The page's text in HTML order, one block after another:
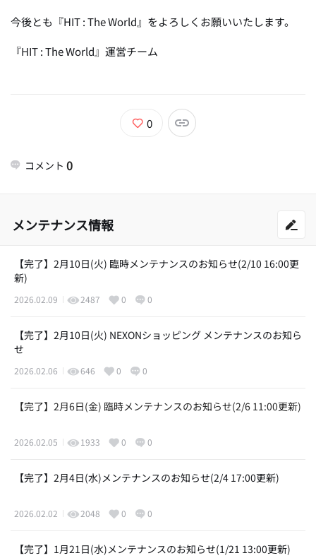
今後とも『HIT : The World』をよろしくお願いいたします。
『HIT : The World』運営チーム
0
コメント 0
メンテナンス情報
【完了】2月10日(火) 臨時メンテナンスのお知らせ(2/10 16:00更
新)
2026.02.09 2487 0 0
【完了】2月10日(火) NEXONショッピング メンテナンスのお知ら
せ
2026.02.06 646 0 0
【完了】2月6日(金) 臨時メンテナンスのお知らせ(2/6 11:00更新)
2026.02.05 1933 0 0
【完了】2月4日(水)メンテナンスのお知らせ(2/4 17:00更新)
2026.02.02 2048 0 0
【完了】1月21日(水)メンテナンスのお知らせ(1/21 13:00更新)